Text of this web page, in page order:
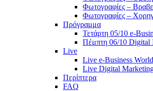
Φωτογραφίες –
Φωτογραφίες –
Πρόγραμμα
Τετάρτη 05/10 e-
Πέμπτη 06/10 Digital
Live
Live e-Business World
Live Digital
Περίπτερα
FAQ